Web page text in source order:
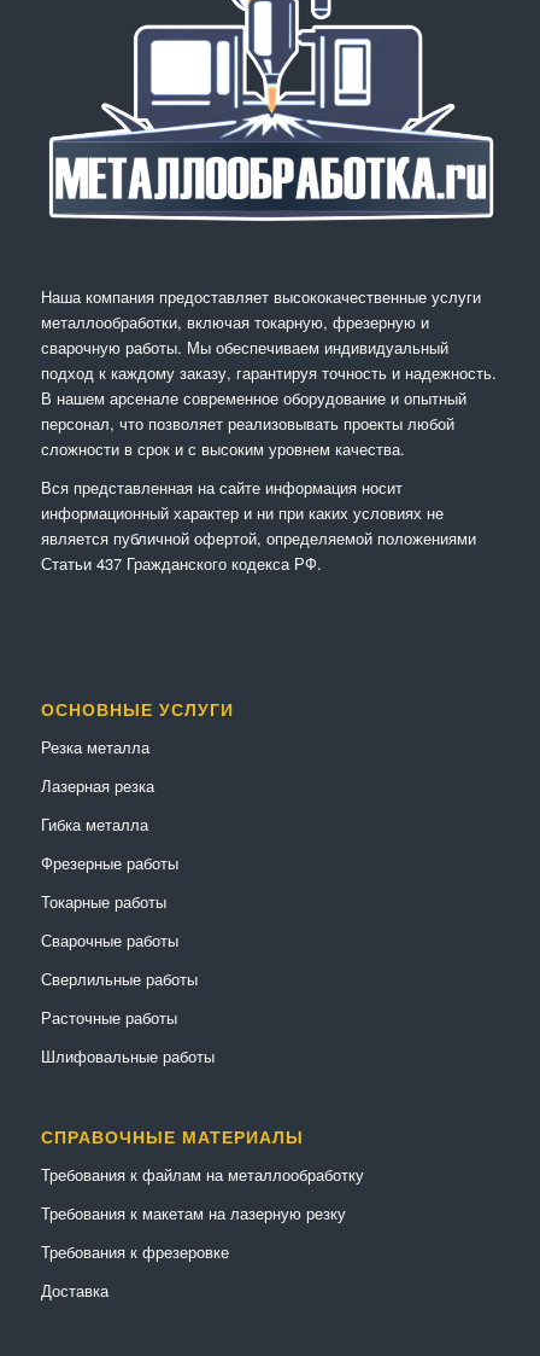
Наша компания предоставляет высококачественные услуги
металлообработки, включая токарную, фрезерную и
сварочную работы. Мы обеспечиваем индивидуальный
подход к каждому заказу, гарантируя точность и надежность.
В нашем арсенале современное оборудование и опытный
персонал, что позволяет реализовывать проекты любой
сложности в срок и с высоким уровнем качества.
Вся представленная на сайте информация носит
информационный характер и ни при каких условиях не
является публичной офертой, определяемой положениями
Статьи 437 Гражданского кодекса РФ.
ОСНОВНЫЕ УСЛУГИ
Резка металла
Лазерная резка
Гибка металла
Фрезерные работы
Токарные работы
Сварочные работы
Сверлильные работы
Расточные работы
Шлифовальные работы
СПРАВОЧНЫЕ МАТЕРИАЛЫ
Требования к файлам на металлообработку
Требования к макетам на лазерную резку
Требования к фрезеровке
Доставка